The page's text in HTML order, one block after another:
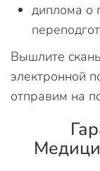
диплома о
Вышлите
электронной
отправим на